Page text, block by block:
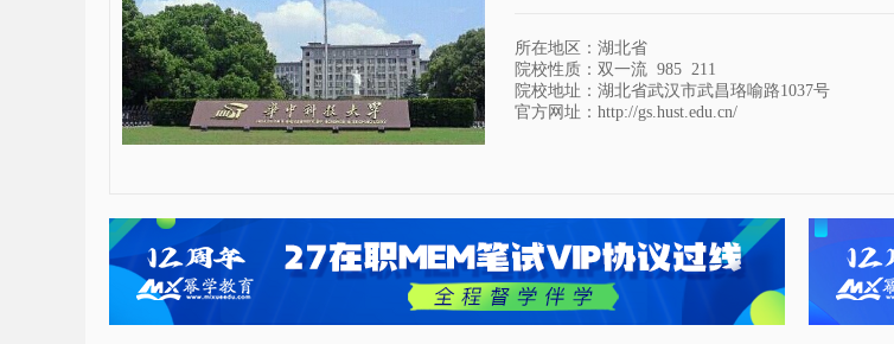
所在地区：湖北省
院校性质：双一流 985 211
院校地址：湖北省武汉市武昌珞喻路1037号
官方网址： http://gs.hust.edu.cn/